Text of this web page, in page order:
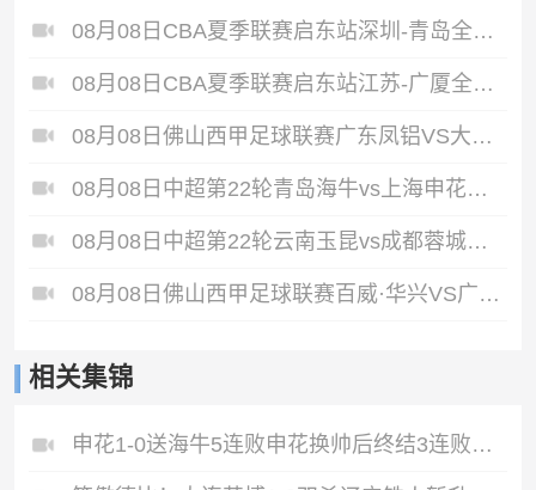
08月08日CBA夏季联赛启东站深圳-青岛全场录像
08月08日CBA夏季联赛启东站江苏-广厦全场录像
08月08日佛山西甲足球联赛广东凤铝VS大塘控股全场录像
08月08日中超第22轮青岛海牛vs上海申花全场录像
08月08日中超第22轮云南玉昆vs成都蓉城全场录像
08月08日佛山西甲足球联赛百威·华兴VS广州苏雅蔚雨堂全场录像
相关集锦
申花1-0送海牛5连败申花换帅后终结3连败阿苏埃助攻徐皓阳制胜